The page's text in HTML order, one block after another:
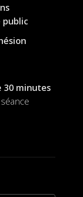
public
30 minutes